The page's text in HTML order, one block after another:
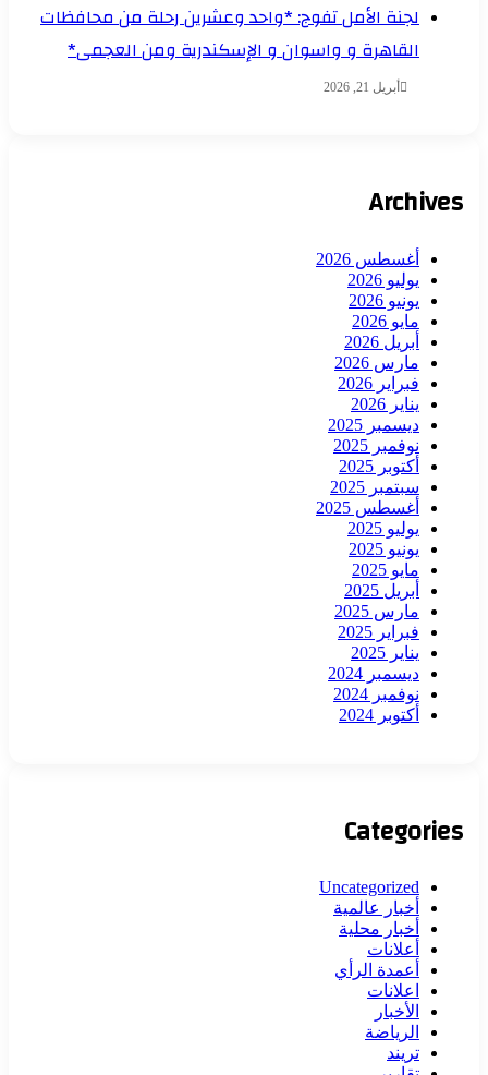
لجنة الأمل تفوج: *واحد وعشرين رحلة من محافظات
القاهرة و واسوان و الإسكندرية ومن العجمى*
أبريل 21, 2026
Archives
أغسطس 2026
يوليو 2026
يونيو 2026
مايو 2026
أبريل 2026
مارس 2026
فبراير 2026
يناير 2026
ديسمبر 2025
نوفمبر 2025
أكتوبر 2025
سبتمبر 2025
أغسطس 2025
يوليو 2025
يونيو 2025
مايو 2025
أبريل 2025
مارس 2025
فبراير 2025
يناير 2025
ديسمبر 2024
نوفمبر 2024
أكتوبر 2024
Categories
Uncategorized
أخبار عالمية
أخبار محلية
أعلانات
أعمدة الرأي
اعلانات
الأخبار
الرياضة
تريند